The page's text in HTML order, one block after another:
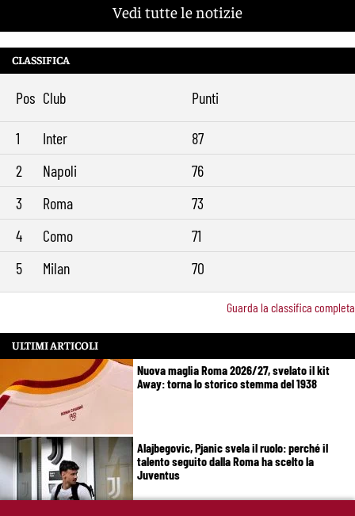
Vedi tutte le notizie
CLASSIFICA
Pos Club Punti
1 Inter
87
2
Napoli
76
3
Roma
73
4
Como
71
5
Milan 70
Guarda la classifica completa
ULTIMI ARTICOLI
Nuova maglia Roma 2026/27, svelato il kit
Away: torna lo storico stemma del 1938
Alajbegovic, Pjanic svela il ruolo: perché il
talento seguito dalla Roma ha scelto la
Juventus